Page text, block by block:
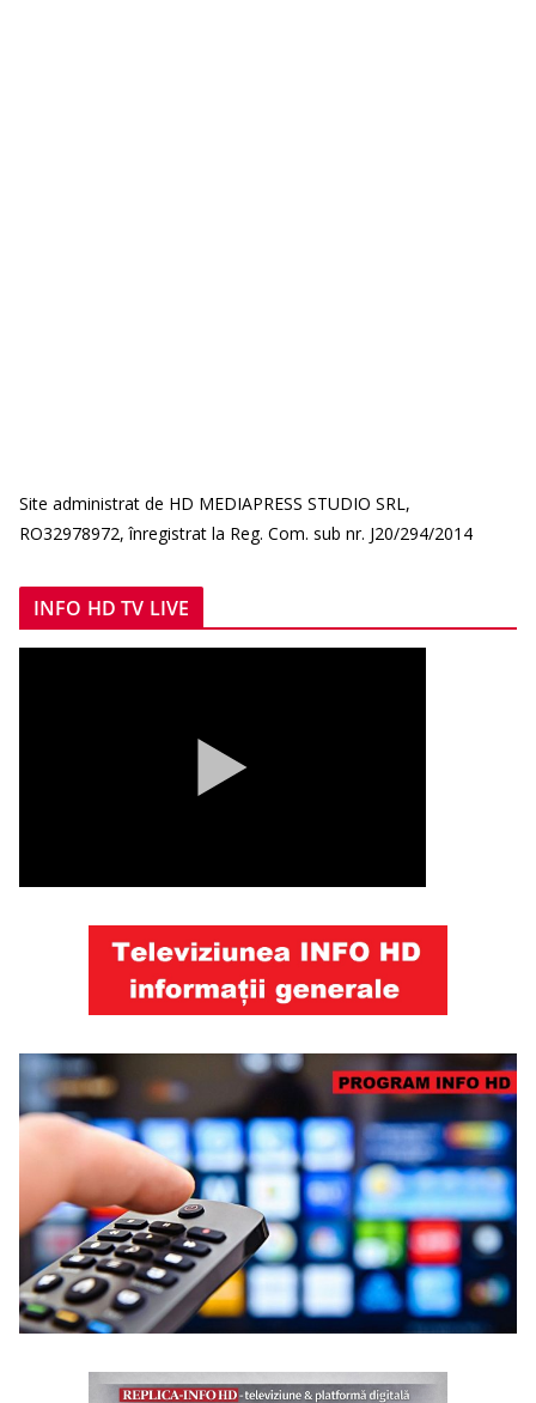
Site administrat de HD MEDIAPRESS STUDIO SRL,
RO32978972, înregistrat la Reg. Com. sub nr. J20/294/2014
INFO HD TV LIVE